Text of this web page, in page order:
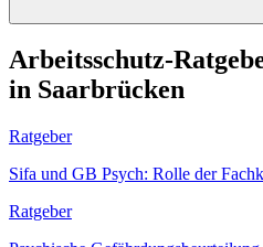
Arbeitsschutz-
in Saarbrücken
Ratgeber
Sifa und GB Psych: Rolle der
Ratgeber